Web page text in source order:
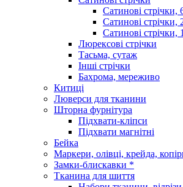
Сатинові стрічки,
Сатинові стрічки,
Сатинові стрічки,
Люрексові стрічки
Тасьма, сутаж
Інші стрічки
Бахрома, мереживо
Китиці
Люверси для тканини
Шторна фурнітура
Підхвати-кліпси
Підхвати магнітні
Бейка
Маркери, олівці, крейда,
Замки-блискавки *
Тканина для шиття